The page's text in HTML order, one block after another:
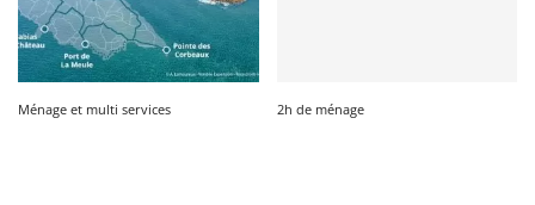
Ménage et multi services 2h de ménage